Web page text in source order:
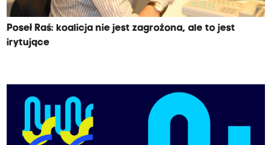
Poseł Raś: koalicja nie jest zagrożona, ale to jest
irytujące